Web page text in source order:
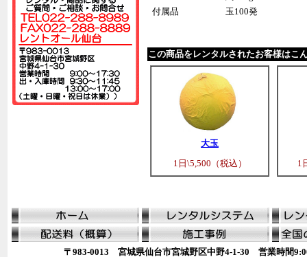
付属品
玉100発
この商品をレンタルされたお客様はこ
大玉
1日\5,500（税込）
1
〒983-0013 宮城県仙台市宮城野区中野4-1-30 営業時間